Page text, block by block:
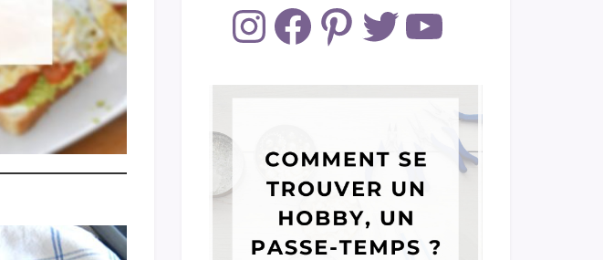
InstagramFacebookPinterestTwitter YouTube